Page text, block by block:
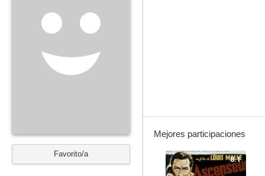
Favorito/a
Mejores participaciones
8.1